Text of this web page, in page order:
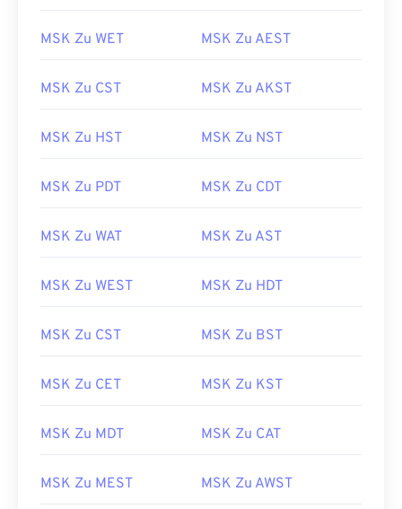
MSK Zu WET MSK Zu AEST
MSK Zu CST MSK Zu AKST
MSK Zu HST MSK Zu NST
MSK Zu PDT MSK Zu CDT
MSK Zu WAT MSK Zu AST
MSK Zu WEST MSK Zu HDT
MSK Zu CST MSK Zu BST
MSK Zu CET MSK Zu KST
MSK Zu MDT MSK Zu CAT
MSK Zu MEST MSK Zu AWST